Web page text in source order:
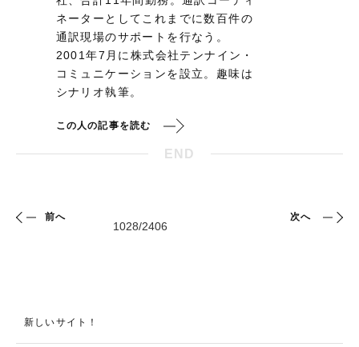
ネーターとしてこれまでに数百件の
通訳現場のサポートを行なう。
2001年7月に株式会社テンナイン・
コミュニケーションを設立。趣味は
シナリオ執筆。
この人の記事を読む
END
前へ 次へ
新しいサイト！